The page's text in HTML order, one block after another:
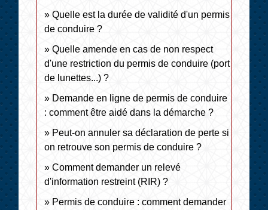
Quelle est la durée de validité d'un permis
de conduire ?
Quelle amende en cas de non respect
d'une restriction du permis de conduire (port
de lunettes...) ?
Demande en ligne de permis de conduire
: comment être aidé dans la démarche ?
Peut-on annuler sa déclaration de perte si
on retrouve son permis de conduire ?
Comment demander un relevé
d'information restreint (RIR) ?
Permis de conduire : comment demander